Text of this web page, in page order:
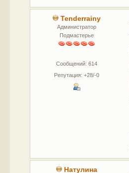
Tenderrainy
Администратор
Подмастерье
Сообщений: 614
Репутация: +28/-0
Натулина